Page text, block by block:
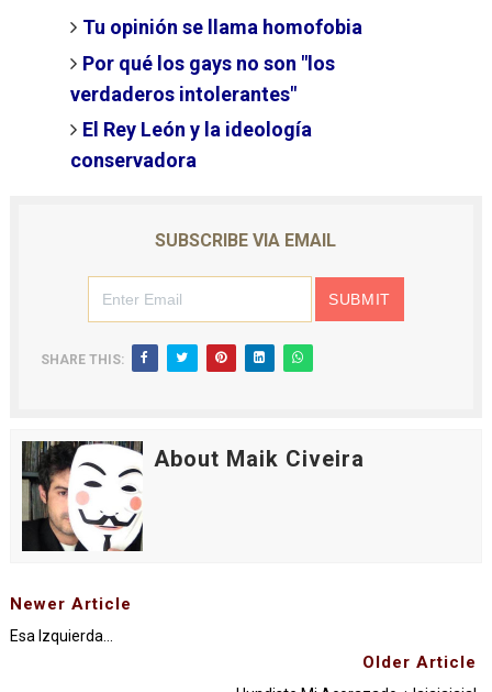
Tu opinión se llama homofobia
Por qué los gays no son "los
verdaderos intolerantes"
El Rey León y la ideología
conservadora
SUBSCRIBE VIA EMAIL
SHARE THIS:
About Maik Civeira
Newer Article
Esa Izquierda...
Older Article